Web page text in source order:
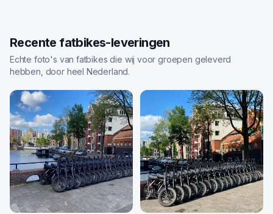
Recente fatbikes-leveringen
Echte foto's van fatbikes die wij voor groepen geleverd
hebben, door heel Nederland.